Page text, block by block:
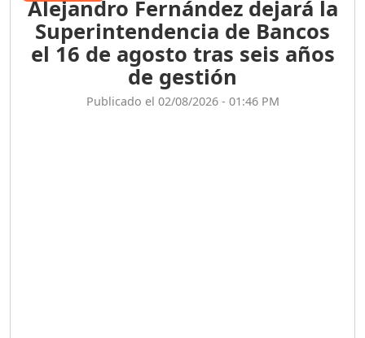
Economía
Alejandro Fernández dejará la
Superintendencia de Bancos
el 16 de agosto tras seis años
de gestión